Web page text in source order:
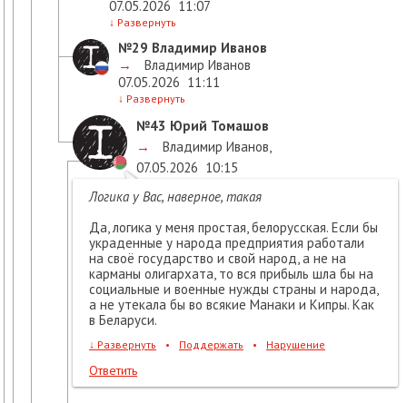
07.05.2026 11:07
↓ Развернуть
№29 Владимир Иванов
→
Владимир Иванов
07.05.2026 11:11
↓ Развернуть
№43 Юрий Томашов
→
Владимир Иванов,
07.05.2026 10:15
Логика у Вас, наверное, такая
Да, логика у меня простая, белорусская. Если бы
украденные у народа предприятия работали
на своё государство и свой народ, а не на
карманы олигархата, то вся прибыль шла бы на
социальные и военные нужды страны и народа,
а не утекала бы во всякие Манаки и Кипры. Как
в Беларуси.
↓ Развернуть • Поддержать • Нарушение
Ответить